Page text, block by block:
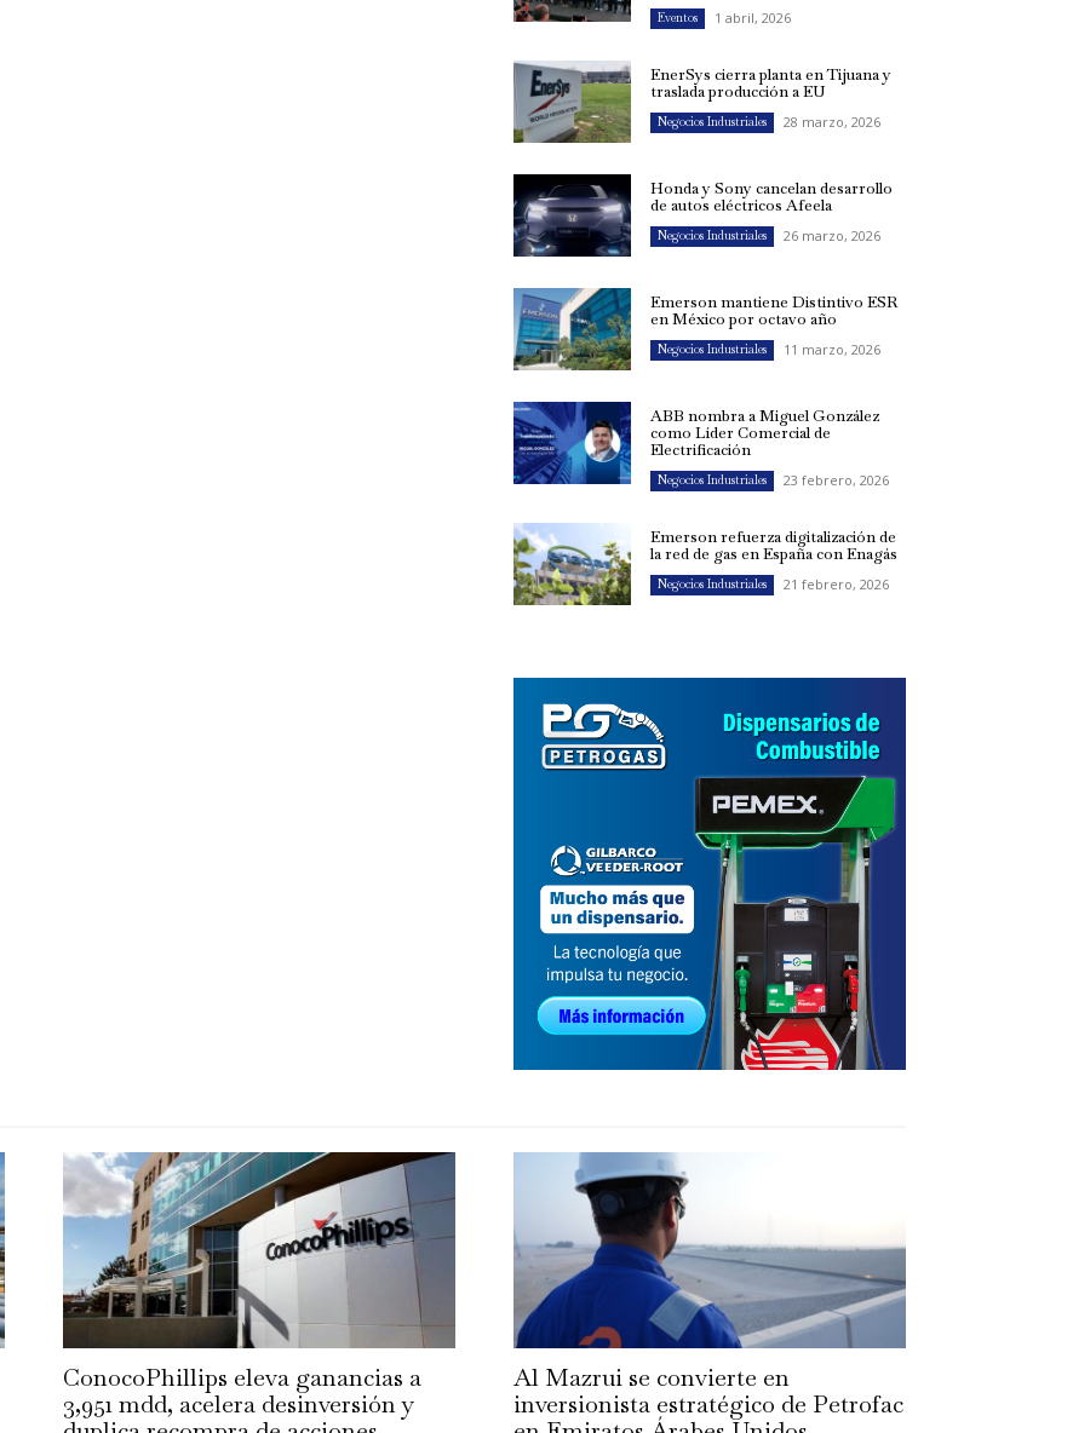
Eventos 1 abril, 2026
EnerSys cierra planta en Tijuana y
traslada producción a EU
Negocios Industriales 28 marzo, 2026
Honda y Sony cancelan desarrollo
de autos eléctricos Afeela
Negocios Industriales 26 marzo, 2026
Emerson mantiene Distintivo ESR
en México por octavo año
Negocios Industriales 11 marzo, 2026
ABB nombra a Miguel González
como Líder Comercial de
Electrificación
Negocios Industriales 23 febrero, 2026
Emerson refuerza digitalización de
la red de gas en España con Enagás
Negocios Industriales 21 febrero, 2026
ConocoPhillips eleva ganancias a
3,951 mdd, acelera desinversión y
Al Mazrui se convierte en
inversionista estratégico de Petrofac